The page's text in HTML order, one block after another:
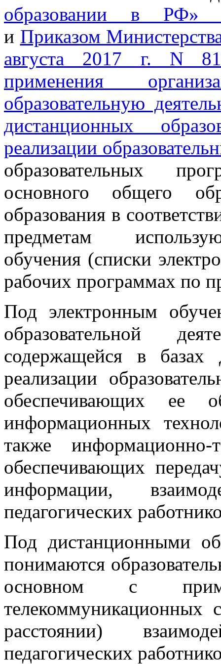
образовании в РФ»
и Приказом
августа 2017 г. N
применения
образовательную
дистанционных
реализации
образовательных
основного общего
образования в
предметам
обучения (списки
рабочих программах по
Под электронным
образовательной
содержащейся в
реализации
обеспечивающих ее
информационных
также информационно-
обеспечивающих
информации,
педагогических
Под дистанционными
понимаются
основном с
телекоммуникационных
расстоянии)
педагогических